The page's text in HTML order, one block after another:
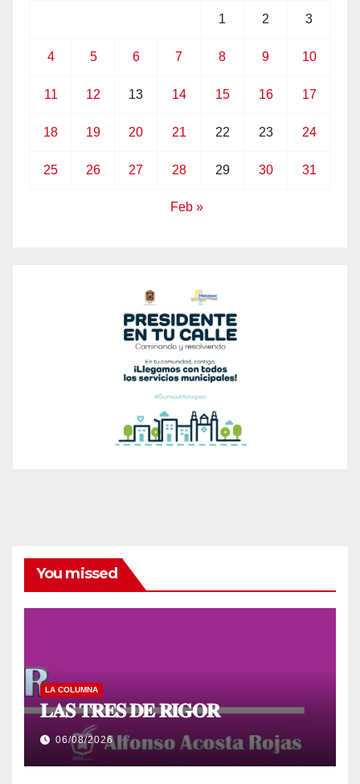
1 2 3
4 5 6 7 8 9 10
11 12 13 14 15 16 17
18 19 20 21 22 23 24
25 26 27 28 29 30 31
Feb »
You missed
LA COLUMNA
𝐋𝐀𝐒 𝐓𝐑𝐄𝐒 𝐃𝐄 𝐑𝐈𝐆𝐎𝐑
06/08/2026